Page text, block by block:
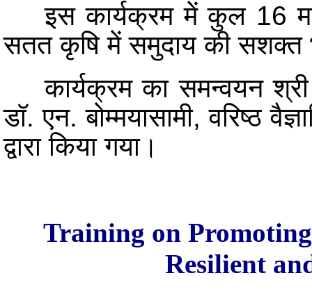
इस कार्यक्रम में कुल 16
सतत कृषि में समुदाय की सशक्त
कार्यक्रम का समन्वयन श्री
डॉ. एन. बोम्मयासामी, वरिष्ठ
द्वारा किया गया।
Training on
Resilient